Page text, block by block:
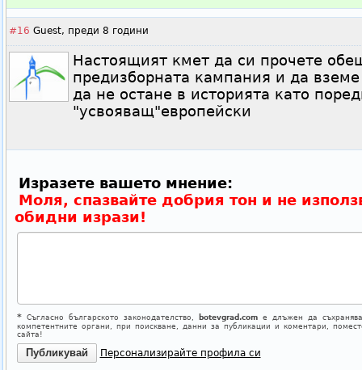
#16 Guest, преди 8 години
Настоящият кмет да си прочете
предизборната кампания и да
да не остане в историята като
"усвояващ"европейски
Изразете вашето мнение:
Моля, спазвайте добрия тон и не
обидни изрази!
*Съгласно българското законодателство, botevgrad.comе длъжен да
компетентните органи, при поискване, данни за публикации и коментари,
сайта!
Персонализирайте профила си